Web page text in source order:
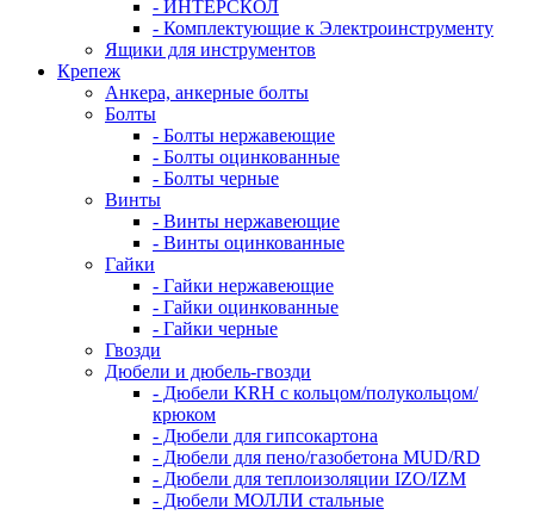
- ИНТЕРСКОЛ
- Комплектующие к Электроинструменту
Ящики для инструментов
Крепеж
Анкера, анкерные болты
Болты
- Болты нержавеющие
- Болты оцинкованные
- Болты черные
Винты
- Винты нержавеющие
- Винты оцинкованные
Гайки
- Гайки нержавеющие
- Гайки оцинкованные
- Гайки черные
Гвозди
Дюбели и дюбель-гвозди
- Дюбели KRH с кольцом/полукольцом/
крюком
- Дюбели для гипсокартона
- Дюбели для пено/газобетона MUD/RD
- Дюбели для теплоизоляции IZO/IZM
- Дюбели МОЛЛИ стальные